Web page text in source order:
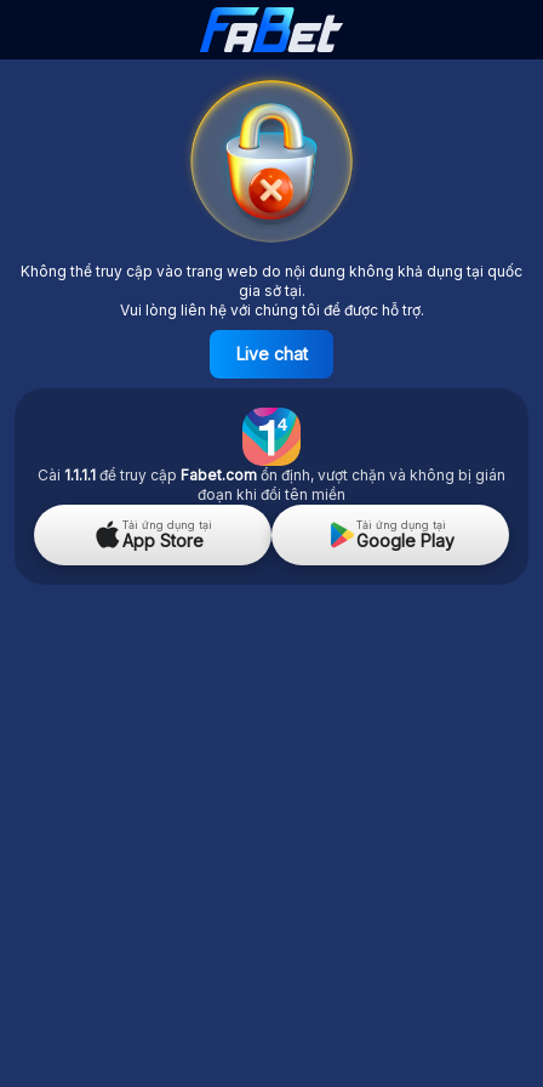
Không thể truy cập vào trang web do nội dung không khả dụng tại quốc
gia sở tại.
Vui lòng liên hệ với chúng tôi để được hỗ trợ.
Live chat
Cài 1.1.1.1 để truy cập Fabet.com ổn định, vượt chặn và không bị gián
đoạn khi đổi tên miền
Tải ứng dụng tại
App Store
Tải ứng dụng tại
Google Play